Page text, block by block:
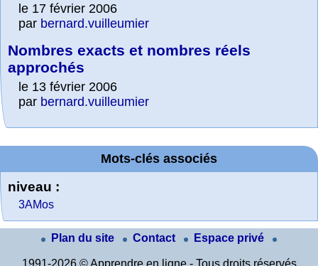
le 17 février 2006
par bernard.vuilleumier
Nombres exacts et nombres réels
approchés
le 13 février 2006
par bernard.vuilleumier
Mots-clés associés
niveau :
3AMos
Plan du site Contact Espace privé
1991-2026 © Apprendre en ligne - Tous droits réservés